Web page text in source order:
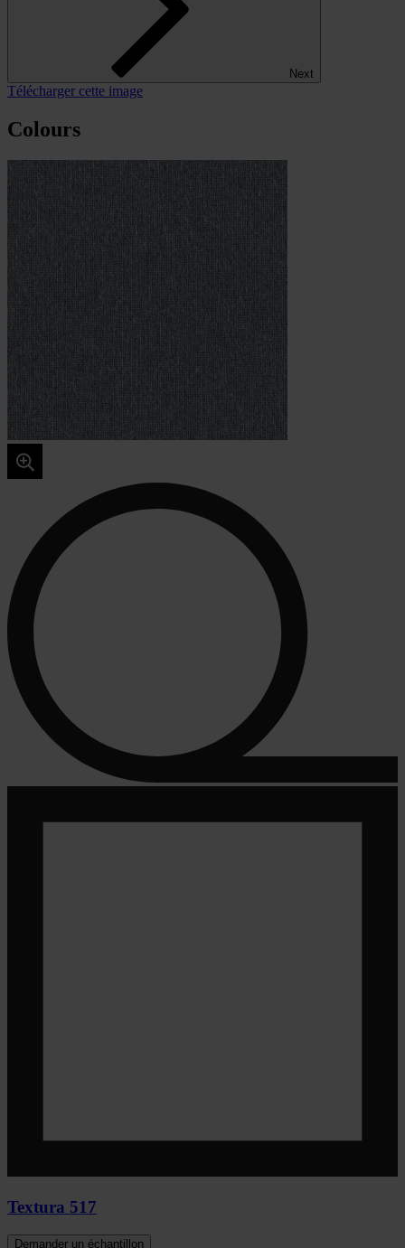
Next
Télécharger cette image
Colours
Textura 517
Demander un échantillon